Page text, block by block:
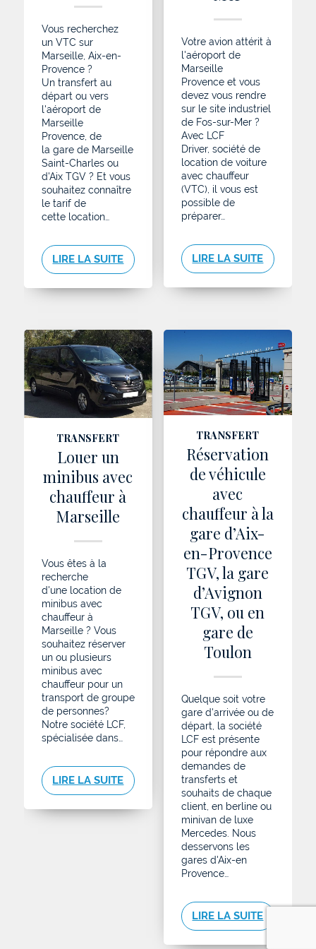
Vous recherchez
un VTC sur
Marseille, Aix-en-
Provence ?
Un transfert au
départ ou vers
l'aéroport de
Marseille
Provence, de
la gare de Marseille
Saint-Charles ou
d'Aix TGV ? Et vous
souhaitez connaître
le tarif de
cette location…
LIRE LA SUITE
Votre avion attérit à
l'aéroport de
Marseille
Provence et vous
devez vous rendre
sur le site industriel
de Fos-sur-Mer ?
Avec LCF
Driver, société de
location de voiture
avec chauffeur
(VTC), il vous est
possible de
préparer…
LIRE LA SUITE
TRANSFERT
Louer un
minibus avec
chauffeur à
Marseille
Vous êtes à la
recherche
d'une location de
minibus avec
chauffeur à
Marseille ? Vous
souhaitez réserver
un ou plusieurs
minibus avec
chauffeur pour un
transport de groupe
de personnes?
Notre société LCF,
spécialisée dans…
LIRE LA SUITE
TRANSFERT
Réservation
de véhicule
avec
chauffeur à la
gare d’Aix-
en-Provence
TGV, la gare
d’Avignon
TGV, ou en
gare de
Toulon
Quelque soit votre
gare d'arrivée ou de
départ, la société
LCF est présente
pour répondre aux
demandes de
transferts et
souhaits de chaque
client, en berline ou
minivan de luxe
Mercedes. Nous
desservons les
gares d'Aix-en
Provence…
LIRE LA SUITE